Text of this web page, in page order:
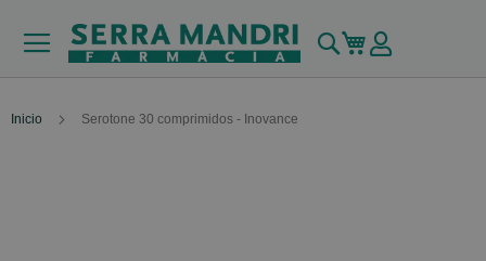
Buscar
Mi carrito
Inicio Serotone 30 comprimidos - Inovance